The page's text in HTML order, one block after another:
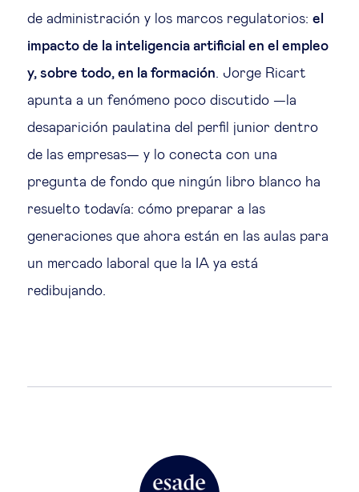
de administración y los marcos regulatorios: el
impacto de la inteligencia artificial en el empleo
y, sobre todo, en la formación. Jorge Ricart
apunta a un fenómeno poco discutido —la
desaparición paulatina del perfil junior dentro
de las empresas— y lo conecta con una
pregunta de fondo que ningún libro blanco ha
resuelto todavía: cómo preparar a las
generaciones que ahora están en las aulas para
un mercado laboral que la IA ya está
redibujando.